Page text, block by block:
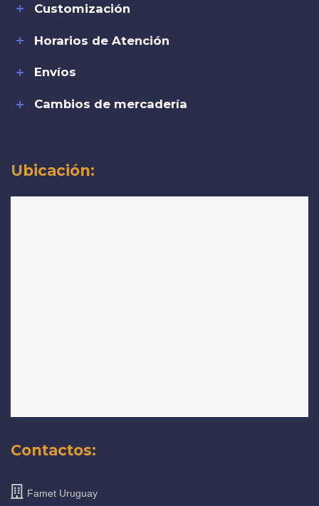
Customización
Horarios de Atención
Envíos
Cambios de mercadería
Ubicación:
Contactos:
Famet Uruguay